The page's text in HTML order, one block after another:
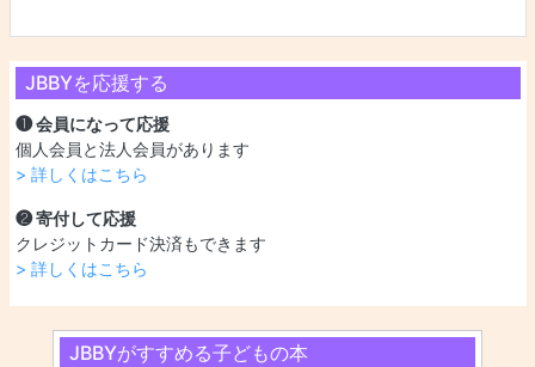
JBBYを応援する
❶ 会員になって応援
個人会員と法人会員があります
> 詳しくはこちら
❷ 寄付して応援
クレジットカード決済もできます
> 詳しくはこちら
JBBYがすすめる子どもの本